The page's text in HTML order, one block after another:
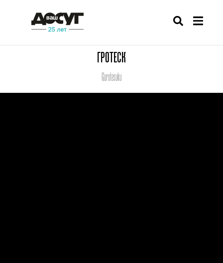
ГРОТЕСК
Gurotesuku